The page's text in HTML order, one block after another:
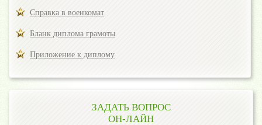
Справка в военкомат
Бланк диплома грамоты
Приложение к диплому
ЗАДАТЬ ВОПРОС
ОН-ЛАЙН